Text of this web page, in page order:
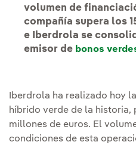
volumen de
compañía supera los
e Iberdrola se
emisor de bonos
Iberdrola ha realizado hoy
híbrido verde de la historia,
millones de euros. El
condiciones de esta